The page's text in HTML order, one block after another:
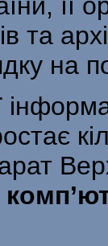
та
на